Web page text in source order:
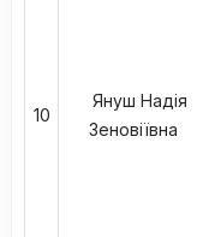
10
Януш Надія
Зеновіївна